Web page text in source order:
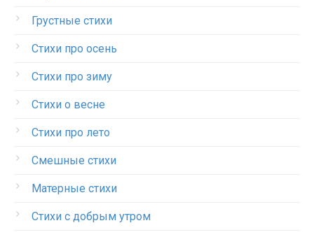
Грустные стихи
Стихи про осень
Стихи про зиму
Стихи о весне
Стихи про лето
Смешные стихи
Матерные стихи
Стихи с добрым утром